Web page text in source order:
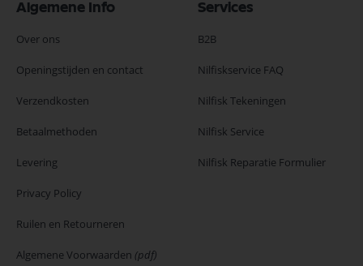
Algemene Info
Over ons
Openingstijden en contact
Verzendkosten
Betaalmethoden
Levering
Privacy Policy
Ruilen en Retourneren
Algemene Voorwaarden (pdf)
Services
B2B
Nilfiskservice FAQ
Nilfisk Tekeningen
Nilfisk Service
Nilfisk Reparatie Formulier